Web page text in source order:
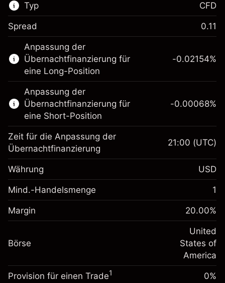
Typ
Dieser Finanzmarkt steht für das CFD-
Trading zur Verfügung.
Erfahren Sie mehr über:
CFDs
CFD
Spread 0.11
Anpassung der
Übernachtfinanzierung für
eine Long-Position
Margin. Ihre Investition
$1,000.00
Anpassung der
Übernachtfinanzierung
fremdfinanzierten
(-$1.08)
~$5,000.00
-0.02154%
Anpassung der
Übernachtfinanzierung für
eine Short-Position
Margin. Ihre Investition
$1,000.00
Anpassung der
-0.000682
%
(-$0.03)
Positionsgröße mit Hebelwirkung
-0.00068%
Zeit für die Anpassung der
Übernachtfinanzierung
21:00 (UTC)
Währung USD
Mind.-Handelsmenge 1
Margin 20.00%
Börse
United
States of
America
Provision für einen Trade1 0%